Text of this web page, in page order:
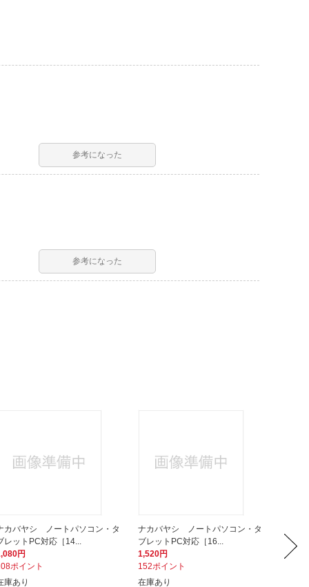
参考になった
参考になった
カバヤシ ノートパソコン・タ
レットPC対応［14...
円
ポイント
庫あり
ナカバヤシ ノートパソコン・タ
ブレットPC対応［16...
1,520円
152ポイント
在庫あり
［11
990円